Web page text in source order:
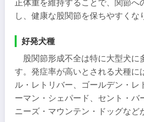
正体重を維持することで、関節へ
し、健康な股関節を保ちやすくな
好発犬種
股関節形成不全は特に大型犬に
す。発症率が高いとされる犬種に
ル・レトリバー、ゴールデン・レ
ーマン・シェパード、セント・バ
ニーズ・マウンテン・ドッグなど